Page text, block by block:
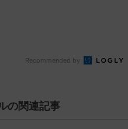
Recommended by
の関連記事